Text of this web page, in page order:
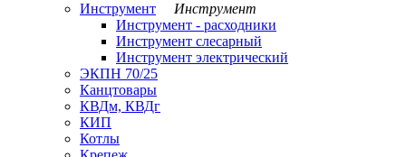
Инструмент
Инструмент
Инструмент - расходники
Инструмент слесарный
Инструмент электрический
ЭКПН 70/25
Канцтовары
КВДм, КВДг
КИП
Котлы